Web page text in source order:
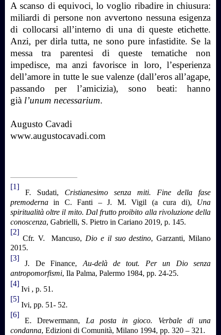
A scanso di equivoci, lo voglio ribadire in chiusura:
miliardi di persone non avvertono nessuna esigenza
di collocarsi all’interno di una di queste etichette.
Anzi, per dirla tutta, ne sono pure infastidite. Se la
messa tra parentesi di queste tematiche non
impedisce, ma anzi favorisce in loro, l’esperienza
dell’amore in tutte le sue valenze (dall’eros all’agape,
passando per l’amicizia), sono beati: hanno
già l’unum necessarium.
Augusto Cavadi
www.augustocavadi.com
[1]
F. Sudati, Cristianesimo senza miti. Fine della fase
premodernain C. Fanti – J. M. Vigil (a cura di), Una
spiritualità oltre il mito. Dal frutto proibito alla rivoluzione della
conoscenza, Gabrielli, S. Pietro in Cariano 2019, p. 145.
[2]
Cfr. V. Mancuso, Dio e il suo destino, Garzanti, Milano
2015.
[3]
J. De Finance, Au-delà de tout. Per un Dio senza
antropomorfismi, Ila Palma, Palermo 1984, pp. 24-25.
[4]
Ivi , p. 51.
[5]
Ivi, pp. 51- 52.
[6]
E. Drewermann, La posta in gioco. Verbale di una
condanna, Edizioni di Comunità, Milano 1994, pp. 320 – 321.